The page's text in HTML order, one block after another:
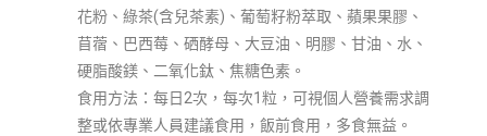
花粉、綠茶(含兒茶素)、葡萄籽粉萃取、蘋果果膠、
苜蓿、巴西莓、硒酵母、大豆油、明膠、甘油、水、
硬脂酸鎂、二氧化鈦、焦糖色素。
食用方法：每日2次，每次1粒，可視個人營養需求調
整或依專業人員建議食用，飯前食用，多食無益。